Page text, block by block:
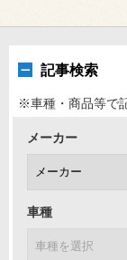
記事検索
※車種・商品等で
メーカー
車種